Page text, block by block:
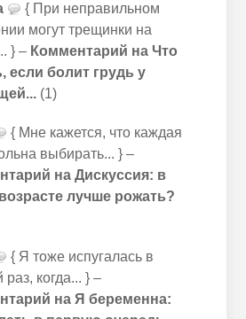
{ При неправильном
могут трещинки на
} – Комментарий на Что
если болит грудь у
(1)
{ Мне кажется, что каждая
выбирать... } –
на Дискуссия: в
лучше рожать?
{ Я тоже испугалась в
когда... } –
на Я беременна: